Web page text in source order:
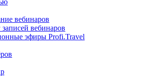
вебинаров
записей вебинаров
эфиры Profi.Travel